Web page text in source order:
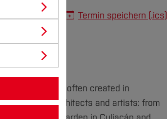
Termin speichern (.ics)
Morning
ranging and is often created in
landscape architects and artists: from